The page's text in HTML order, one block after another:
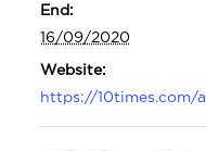
End:
16/09/2020
Website:
https://10times.com/